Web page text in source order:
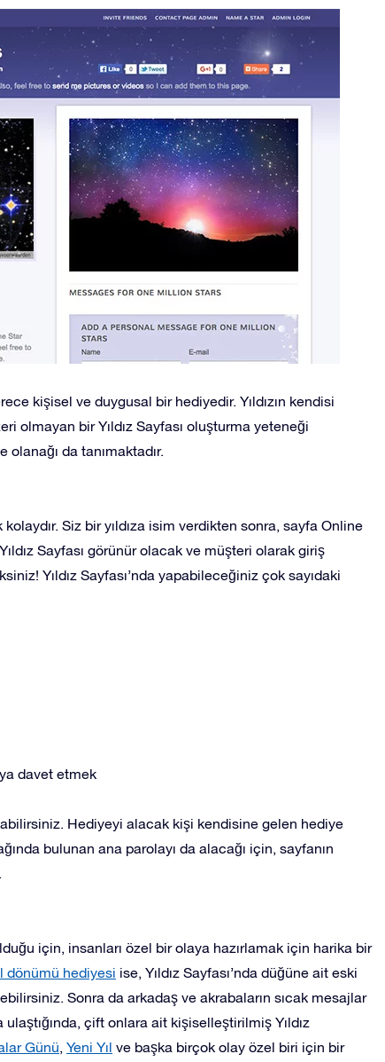
kişisel ve duygusal bir hediyedir. Yıldızın kendisi
olmayan bir Yıldız Sayfası oluşturma yeteneği
olanağı da tanımaktadır.
Siz bir yıldıza isim verdikten sonra, sayfa Online
Sayfası görünür olacak ve müşteri olarak giriş
Yıldız Sayfası’nda yapabileceğiniz çok sayıdaki
davet etmek
Hediyeyi alacak kişi kendisine gelen hediye
bulunan ana parolayı da alacağı için, sayfanın
için, insanları özel bir olaya hazırlamak için harika bir
dönümü hediyesi ise, Yıldız Sayfası’nda düğüne ait eski
Sonra da arkadaş ve akrabaların sıcak mesajlar
ulaştığında, çift onlara ait kişiselleştirilmiş Yıldız
Günü, Yeni Yıl ve başka birçok olay özel biri için bir